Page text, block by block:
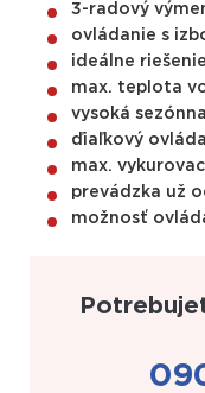
3-radový
ovládanie s
ideálne
max. teplota
vysoká
ďiaľkový
max.
prevádzka už
možnosť